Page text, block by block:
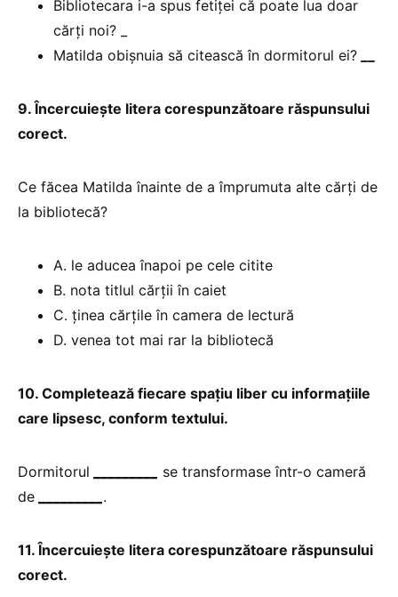
Bibliotecara i-a spus fetiței că poate lua doar
cărți noi? _
Matilda obișnuia să citească în dormitorul ei?
9. Încercuiește litera corespunzătoare răspunsului
corect.
Ce făcea Matilda înainte de a împrumuta alte cărți de
la bibliotecă?
A. le aducea înapoi pe cele citite
B. nota titlul cărții în caiet
C. ținea cărțile în camera de lectură
D. venea tot mai rar la bibliotecă
10. Completează fiecare spațiu liber cu informațiile
care lipsesc, conform textului.
Dormitorul
se transformase într-o cameră
de
.
11. Încercuiește litera corespunzătoare răspunsului
corect.